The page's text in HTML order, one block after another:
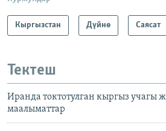
Кыргызстан Дүйнө Саясат
Тектеш
Иранда токтотулган кыргыз учагы
маалыматтар